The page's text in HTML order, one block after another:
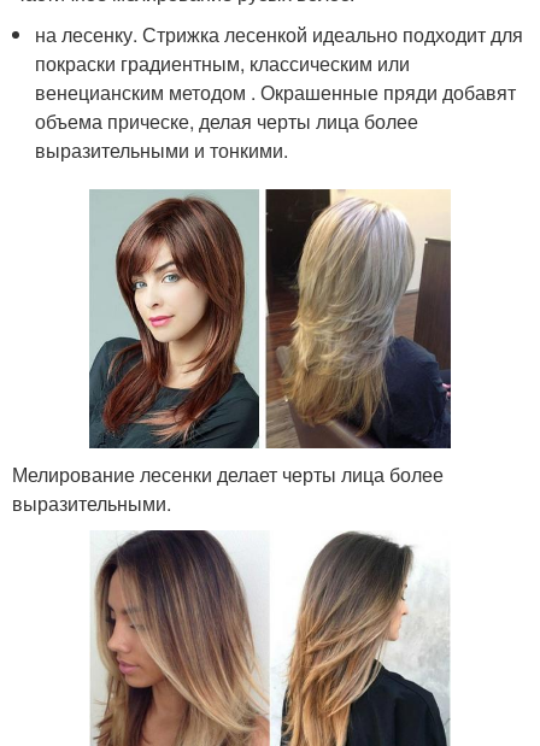
на лесенку. Стрижка лесенкой идеально подходит для
покраски градиентным, классическим или
венецианским методом . Окрашенные пряди добавят
объема прическе, делая черты лица более
выразительными и тонкими.
Мелирование лесенки делает черты лица более
выразительными.